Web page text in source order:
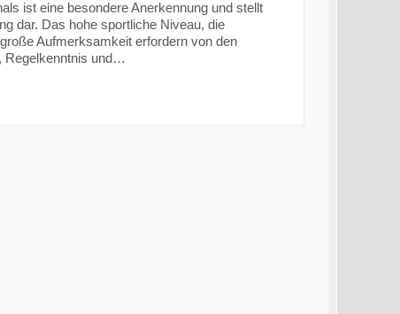
ist eine besondere Anerkennung und stellt
dar. Das hohe sportliche Niveau, die
Aufmerksamkeit erfordern von den
Regelkenntnis und…